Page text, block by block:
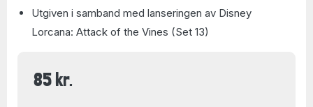
Utgiven i samband med lanseringen av Disney
Lorcana: Attack of the Vines (Set 13)
85 kr.